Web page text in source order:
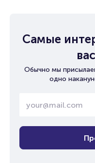
Самые
Обычно мы
одно